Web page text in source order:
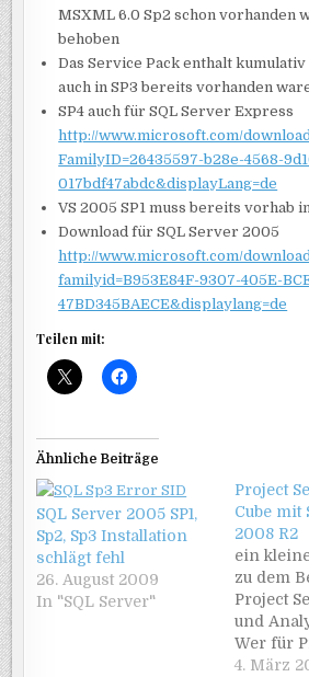
MSXML 6.0 Sp2 schon vorhanden
behoben
Das Service Pack enthalt
auch in SP3 bereits vorhanden
SP4 auch für SQL Server Express
http://www.microsoft.com/
FamilyID=26435597-b28e-4568-
017bdf47abdc&displayLang=de
VS 2005 SP1 muss bereits vorhab
Download für SQL Server 2005
http://www.microsoft.com/
familyid=B953E84F-9307-405E-
47BD345BAECE&displaylang=de
Teilen mit:
Ähnliche Beiträge
SQL Server 2005 SP1,
Sp2, Sp3 Installation
schlägt fehl
26. August 2009
In "SQL Server"
Project
Cube mit
2008 R2
ein
zu dem
Project
und
Wer für
2007 die
4. März